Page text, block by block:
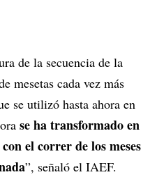
de la secuencia de la
mesetas cada vez más
se utilizó hasta ahora en
se ha transformado en
el correr de los meses
”, señaló el IAEF.